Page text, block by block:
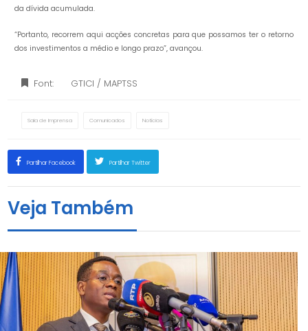
da dívida acumulada.
“Portanto, recorrem aqui acções concretas para que possamos ter o retorno
dos investimentos a médio e longo prazo”, avançou.
Font: GTICI / MAPTSS
Sala de Imprensa Comunicados Notícias
Partilhar Facebook Partilhar Twitter
Veja Também